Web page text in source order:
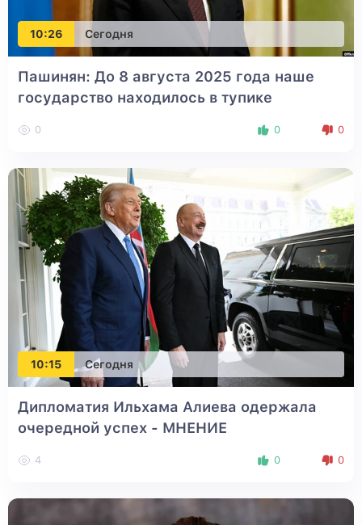
10:26 Сегодня
Пашинян: До 8 августа 2025 года наше
государство находилось в тупике
0 0 0
10:15 Сегодня
Дипломатия Ильхама Алиева одержала
очередной успех - МНЕНИЕ
4 0 0